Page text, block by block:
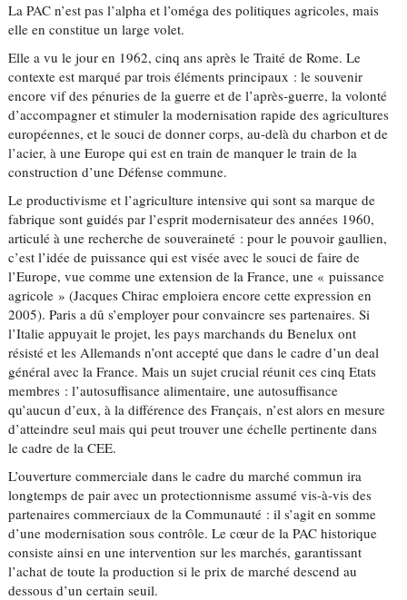
La PAC n’est pas l’alpha et l’oméga des politiques agricoles, mais
elle en constitue un large volet.
Elle a vu le jour en 1962, cinq ans après le Traité de Rome. Le
contexte est marqué par trois éléments principaux : le souvenir
encore vif des pénuries de la guerre et de l’après-guerre, la volonté
d’accompagner et stimuler la modernisation rapide des agricultures
européennes, et le souci de donner corps, au-delà du charbon et de
l’acier, à une Europe qui est en train de manquer le train de la
construction d’une Défense commune.
Le productivisme et l’agriculture intensive qui sont sa marque de
fabrique sont guidés par l’esprit modernisateur des années 1960,
articulé à une recherche de souveraineté : pour le pouvoir gaullien,
c’est l’idée de puissance qui est visée avec le souci de faire de
l’Europe, vue comme une extension de la France, une « puissance
agricole » (Jacques Chirac emploiera encore cette expression en
2005). Paris a dû s’employer pour convaincre ses partenaires. Si
l’Italie appuyait le projet, les pays marchands du Benelux ont
résisté et les Allemands n’ont accepté que dans le cadre d’un deal
général avec la France. Mais un sujet crucial réunit ces cinq Etats
membres : l’autosuffisance alimentaire, une autosuffisance
qu’aucun d’eux, à la différence des Français, n’est alors en mesure
d’atteindre seul mais qui peut trouver une échelle pertinente dans
le cadre de la CEE.
L’ouverture commerciale dans le cadre du marché commun ira
longtemps de pair avec un protectionnisme assumé vis-à-vis des
partenaires commerciaux de la Communauté : il s’agit en somme
d’une modernisation sous contrôle. Le cœur de la PAC historique
consiste ainsi en une intervention sur les marchés, garantissant
l’achat de toute la production si le prix de marché descend au
dessous d’un certain seuil.